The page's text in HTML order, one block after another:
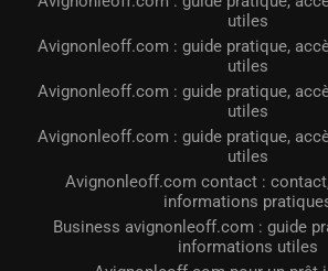
utiles
Avignonleoff.com : guide pratique,
utiles
Avignonleoff.com : guide pratique,
utiles
Avignonleoff.com : guide pratique,
utiles
Avignonleoff.com contact :
informations
Business avignonleoff.com : guide
informations utiles